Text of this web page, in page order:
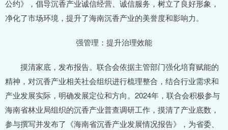
公约》，倡导沉香产业诚信经营、诚信服务，树立了良好形象，
净化了市场环境，提升了海南沉香产业的美誉度和影响力。
强管理：提升治理效能
摸清家底，发布报告。联合会依据主管部门强化培育赋能的
精神，对沉香产业相关社会组织进行梳理整合，结合行业需求和
产业发展实际，明确发展定位和方向。2024年，联合会积极参与
海南省林业局组织的沉香产业普查调研工作，摸清了产业底数，
参与撰写并发布了《海南省沉香产业发展情况报告》，为省委、